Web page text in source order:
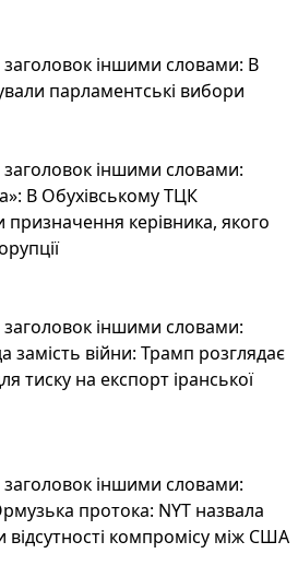
іншими словами: В
парламентські вибори
іншими словами:
В Обухівському ТЦК
керівника, якого
іншими словами:
замість війни: Трамп розглядає
тиску на експорт іранської
іншими словами:
протока: NYT назвала
відсутності компромісу між США